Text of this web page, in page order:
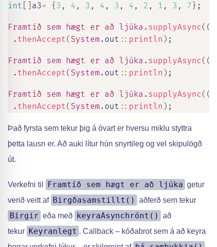
int
a3 = { 3 , 4 , 3 , 4 , 3 , 4 , 2 , 1 , 3 , 7 } ;
Framtíð sem hægt er að ljúka . supplyAsync( (
. thenAccept( System . out :: println ) ;
Framtíð sem hægt er að ljúka . supplyAsync( (
. thenAccept( System . out :: println ) ;
Framtíð sem hægt er að ljúka . supplyAsync( (
. thenAccept( System . out :: println ) ;
Það fyrsta sem tekur þig á óvart er hversu miklu styttra
þetta lausn er. Að auki lítur hún snyrtileg og vel skipulögð
út.
Verkefni til Framtíð sem hægt er að ljúka getur
verið veitt af Birgðasamstillt() aðferð sem tekur
Birgir eða með keyraAsynchrónt()
að
tekur Keyranlegt . Callback – kóðabrot sem á að keyra